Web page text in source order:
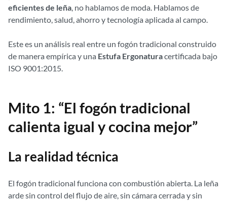
eficientes de leña, no hablamos de moda. Hablamos de
rendimiento, salud, ahorro y tecnología aplicada al campo.
Este es un análisis real entre un fogón tradicional construido
de manera empírica y una Estufa Ergonaturacertificada bajo
ISO 9001:2015.
Mito 1: “El fogón tradicional
calienta igual y cocina mejor”
La realidad técnica
El fogón tradicional funciona con combustión abierta. La leña
arde sin control del flujo de aire, sin cámara cerrada y sin